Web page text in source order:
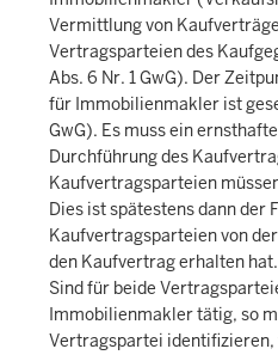
Vermittlung von
Vertragsparteien des
Abs. 6 Nr. 1 GwG). Der
für Immobilienmakler ist
GwG). Es muss ein
Durchführung des
Kaufvertragsparteien
Dies ist spätestens dann der
Kaufvertragsparteien von
den Kaufvertrag erhalten hat.
Sind für beide
Immobilienmakler tätig, so
Vertragspartei identifizieren,